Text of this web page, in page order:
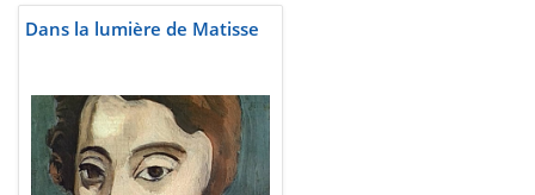
Dans la lumière de Matisse